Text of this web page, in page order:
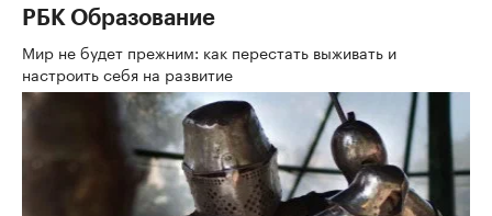
РБК Образование
Мир не будет прежним: как перестать выживать и
настроить себя на развитие